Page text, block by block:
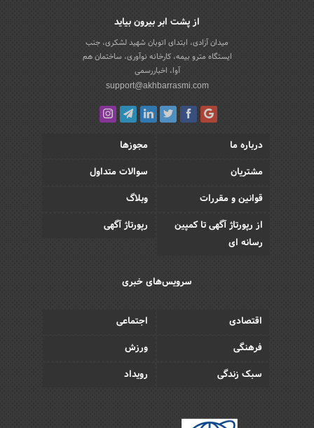
از پشت ابر بیرون بیاید
میدان آزادی، ابتدای اتوبان شهید لشکری، جنب
ایستگاه مترو بیمه، کارخانه نوآوری، ساختمان هم
آوا، اخباررسمی
support@akhbarrasmi.com
درباره ما
مجوزها
مشتریان
سوالات متداول
قوانین و مقررات
وبلاگ
از رپورتاژ آگهی تا کمپین
رسانه ای
رپورتاژ آگهی
سرویس‌های خبری
اقتصادی
اجتماعی
فرهنگی
ورزش
سبک زندگی
رویداد